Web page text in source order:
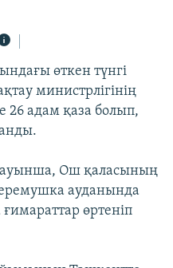
өткен түнгі
министрлігінің
26 адам қаза болып,
Ош қаласының
ауданында
өртеніп